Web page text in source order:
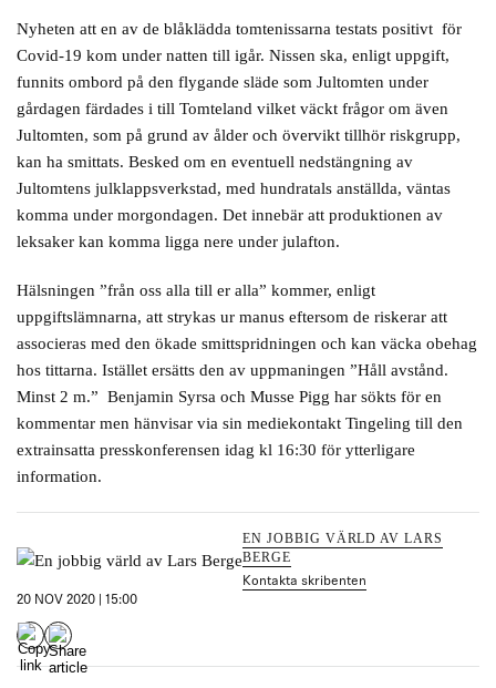
Nyheten att en av de blåklädda tomtenissarna testats positivt för
Covid-19 kom under natten till igår. Nissen ska, enligt uppgift,
funnits ombord på den flygande släde som Jultomten under
gårdagen färdades i till Tomteland vilket väckt frågor om även
Jultomten, som på grund av ålder och övervikt tillhör riskgrupp,
kan ha smittats. Besked om en eventuell nedstängning av
Jultomtens julklappsverkstad, med hundratals anställda, väntas
komma under morgondagen. Det innebär att produktionen av
leksaker kan komma ligga nere under julafton.
Hälsningen ”från oss alla till er alla” kommer, enligt
uppgiftslämnarna, att strykas ur manus eftersom de riskerar att
associeras med den ökade smittspridningen och kan väcka obehag
hos tittarna. Istället ersätts den av uppmaningen ”Håll avstånd.
Minst 2 m.” Benjamin Syrsa och Musse Pigg har sökts för en
kommentar men hänvisar via sin mediekontakt Tingeling till den
extrainsatta presskonferensen idag kl 16:30 för ytterligare
information.
EN JOBBIG VÄRLD AV LARS
BERGE
Kontakta skribenten
20 NOV 2020 | 15:00